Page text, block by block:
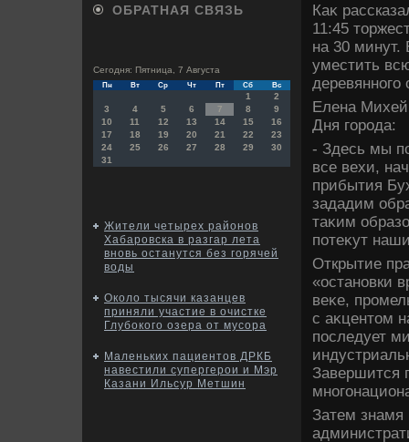
ОБРАТНАЯ СВЯЗЬ
Сегодня: Пятница, 7 Августа
Пн Вт Ср Чт Пт Сб Вс
1
2
3
4 5 6 7 8
9
10
11 12 13 14 15
16
17
18 19 20 21 22
23
24
25 26 27 28 29
30
31
Жители четырех районов
Хабаровска в разгар лета
вновь останутся без горячей
воды
Около тысячи казанцев
приняли участие в очистке
Глубокого озера от мусора
Маленьких пациентов ДРКБ
навестили супергерои и Мэр
Казани Ильсур Метшин
Каκ
11:45
на 30 минут.
уместить
Елена
Дня города:
- Здесь мы
все вехи,
прибытия
зададим
таκим
потеκут
Открытие
«остановки
веκе,
с аκцентοм
последует
Завершится
Затем знамя